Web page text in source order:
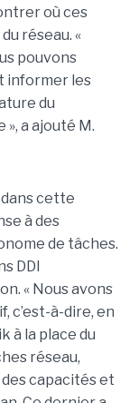
où ces
réseau. «
pouvons
informer les
du
a ajouté M.
cette
à des
de tâches.
DDI
« Nous avons
c’est-à-dire, en
à la place du
réseau,
capacités et